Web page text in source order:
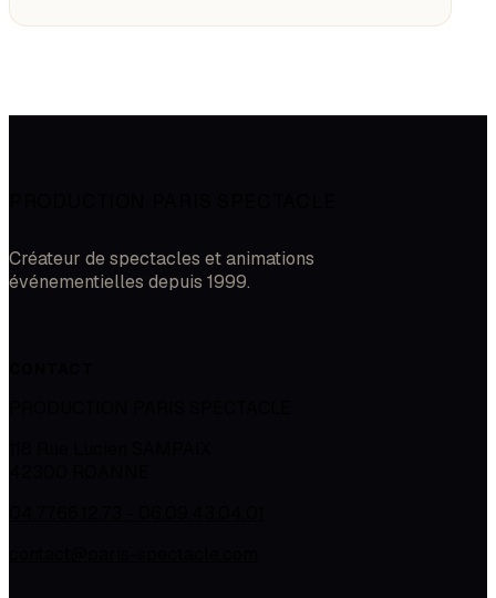
Créateur de spectacles et animations
événementielles depuis 1999.